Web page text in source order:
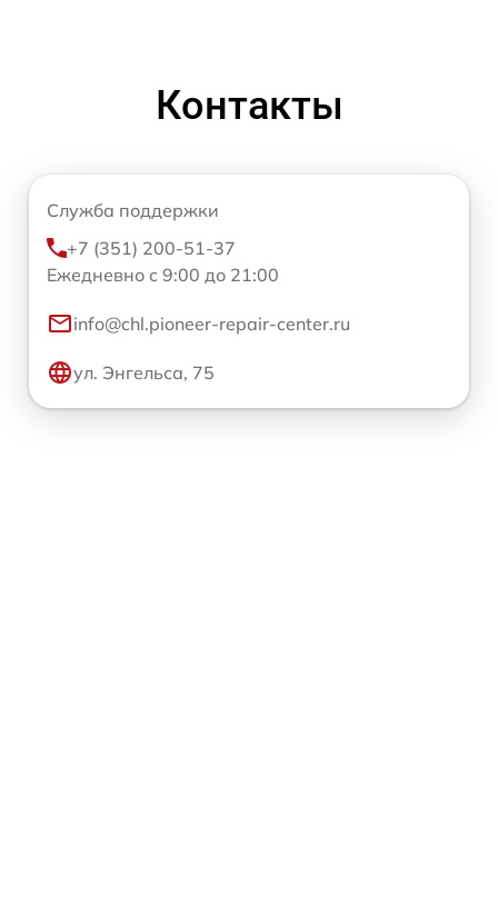
Контакты
Служба поддержки
+7 (351) 200-51-37
Ежедневно с 9:00 до 21:00
info@chl.pioneer-repair-center.ru
ул. Энгельса, 75